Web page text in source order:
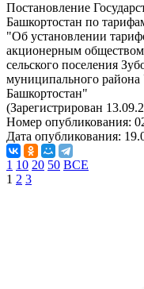
Постановление
Башкортостан по
"Об установлении
акционерным
сельского поселения
муниципального
Башкортостан"
(Зарегистрирован
Номер опубликования:
Дата опубликования:
1 10 20 50 ВСЕ
1 2 3